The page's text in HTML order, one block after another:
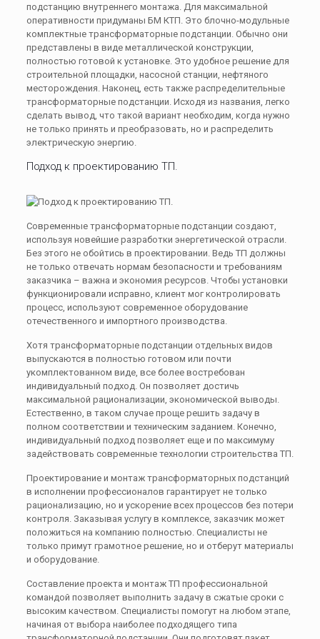
подстанцию внутреннего монтажа. Для максимальной
оперативности придуманы БМ КТП. Это блочно-модульные
комплектные трансформаторные подстанции. Обычно они
представлены в виде металлической конструкции,
полностью готовой к установке. Это удобное решение для
строительной площадки, насосной станции, нефтяного
месторождения. Наконец, есть также распределительные
трансформаторные подстанции. Исходя из названия, легко
сделать вывод, что такой вариант необходим, когда нужно
не только принять и преобразовать, но и распределить
электрическую энергию.
Подход к проектированию ТП.
Современные трансформаторные подстанции создают,
используя новейшие разработки энергетической отрасли.
Без этого не обойтись в проектировании. Ведь ТП должны
не только отвечать нормам безопасности и требованиям
заказчика – важна и экономия ресурсов. Чтобы установки
функционировали исправно, клиент мог контролировать
процесс, используют современное оборудование
отечественного и импортного производства.
Хотя трансформаторные подстанции отдельных видов
выпускаются в полностью готовом или почти
укомплектованном виде, все более востребован
индивидуальный подход. Он позволяет достичь
максимальной рационализации, экономической выводы.
Естественно, в таком случае проще решить задачу в
полном соответствии и техническим заданием. Конечно,
индивидуальный подход позволяет еще и по максимуму
задействовать современные технологии строительства ТП.
Проектирование и монтаж трансформаторных подстанций
в исполнении профессионалов гарантирует не только
рационализацию, но и ускорение всех процессов без потери
контроля. Заказывая услугу в комплексе, заказчик может
положиться на компанию полностью. Специалисты не
только примут грамотное решение, но и отберут материалы
и оборудование.
Составление проекта и монтаж ТП профессиональной
командой позволяет выполнить задачу в сжатые сроки с
высоким качеством. Специалисты помогут на любом этапе,
начиная от выбора наиболее подходящего типа